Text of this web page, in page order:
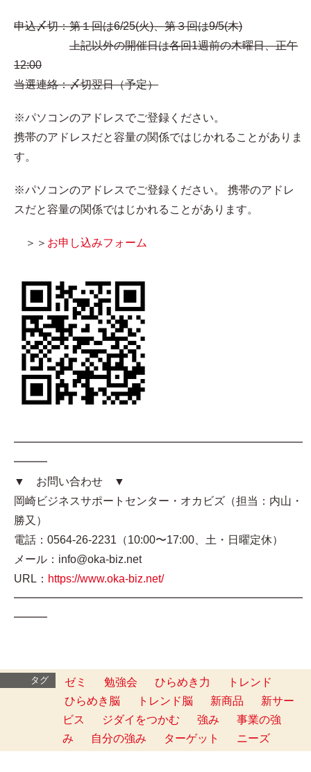
申込〆切：第１回は6/25(火)、第３回は9/5(木)
上記以外の開催日は各回1週前の木曜日、正午
12:00
当選連絡：〆切翌日（予定）
※パソコンのアドレスでご登録ください。
携帯のアドレスだと容量の関係ではじかれることがありま
す。
※パソコンのアドレスでご登録ください。 携帯のアドレ
スだと容量の関係ではじかれることがあります。
＞＞ お申し込みフォーム
━━━━━━━━━━━━━━━━━━━━━━━━━━
━━━
▼ お問い合わせ ▼
岡崎ビジネスサポートセンター・オカビズ（担当：内山・
勝又）
電話：0564-26-2231（10:00〜17:00、土・日曜定休）
メール：info@oka-biz.net
URL： https://www.oka-biz.net/
━━━━━━━━━━━━━━━━━━━━━━━━━━
━━━
タグ ゼミ 勉強会 ひらめき力
トレンド
ひらめき脳
トレンド脳 新商品
新サー
ビス
ジダイをつかむ 強み
事業の強
み
自分の強み ターゲット ニーズ